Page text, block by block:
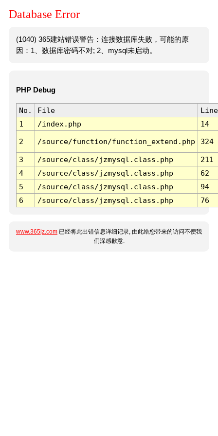
Database Error
(1040) 365建站错误警告：连接数据库失败，可能的原
因：1、数据库密码不对; 2、mysql未启动。
PHP Debug
No. File
Line
1
/index.php 14
2 /source/function/function_extend.php 324
3 /source/class/jzmysql.class.php
211
4
/source/class/jzmysql.class.php
62
5
/source/class/jzmysql.class.php
94
6
/source/class/jzmysql.class.php 76
www.365jz.com 已经将此出错信息详细记录, 由此给您带来的访问不便我
们深感歉意.